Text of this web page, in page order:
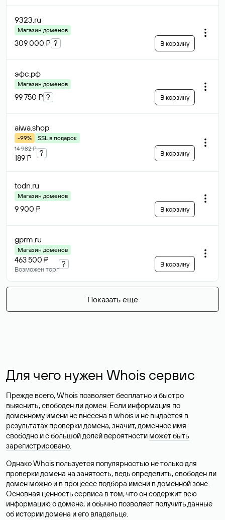
9323.ru
Магазин доменов
309 000 ₽ ? В корзину
эфс.рф
Магазин доменов
99 750 ₽ ? В корзину
aiwa.shop
-99%
SSL в подарок
14 982 ₽
189 ₽
? В корзину
todn.ru
Магазин доменов
9 900 ₽ В корзину
gprm.ru
Магазин доменов
463 500 ₽
Возможен торг
? В корзину
Показать еще
Для чего нужен Whois сервис
Прежде всего, Whois позволяет бесплатно и быстро
выяснить, свободен ли домен. Если информация по
доменному имени не внесена в whois и не выдается в
результатах проверки домена, значит, доменное имя
свободно и с большой долей вероятности может быть
зарегистрировано.
Однако Whois пользуется популярностью не только для
проверки домена на занятость, ведь определить, свободен ли
домен можно и в процессе подбора имени в доменной зоне.
Основная ценность сервиса в том, что он содержит всю
информацию о домене, и обычно позволяет получить данные
об истории домена и его владельце.